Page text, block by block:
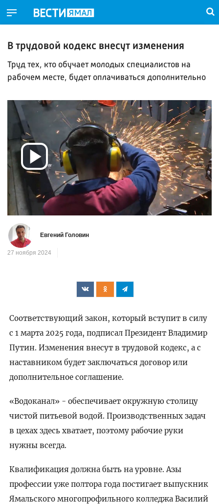
В трудовой кодекс внесут изменения
Труд тех, кто обучает молодых специалистов на
рабочем месте, будет оплачиваться дополнительно
Воспроизвести
видео
Евгений Головин
27 ноября 2024
Соответствующий закон, который вступит в силу
с 1 марта 2025 года, подписал Президент Владимир
Путин. Изменения внесут в трудовой кодекс, а с
наставником будет заключаться договор или
дополнительное соглашение.
«Водоканал» - обеспечивает окружную столицу
чистой питьевой водой. Производственных задач
в цехах здесь хватает, поэтому рабочие руки
нужны всегда.
Квалификация должна быть на уровне. Азы
профессии уже полтора года постигает выпускник
Ямальского многопрофильного колледжа Василий